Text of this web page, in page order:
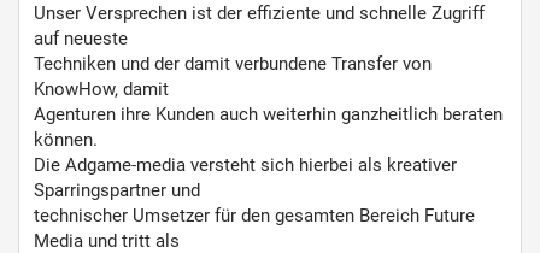
Unser Versprechen ist der effiziente und schnelle Zugriff
auf neueste
Techniken und der damit verbundene Transfer von
KnowHow, damit
Agenturen ihre Kunden auch weiterhin ganzheitlich beraten
können.
Die Adgame-media versteht sich hierbei als kreativer
Sparringspartner und
technischer Umsetzer für den gesamten Bereich Future
Media und tritt als